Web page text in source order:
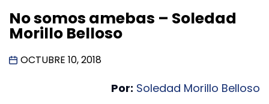
No somos amebas – Soledad
Morillo Belloso
OCTUBRE 10, 2018
Por: Soledad Morillo Belloso